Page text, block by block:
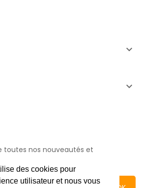
des cookies pour
utilisateur et nous vous
keyboard_arrow_down
keyboard_arrow_down
toutes nos nouveautés et